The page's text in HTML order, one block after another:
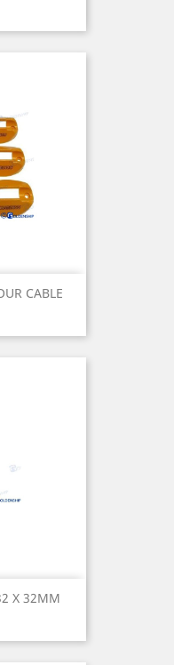
CABLE
X 32MM